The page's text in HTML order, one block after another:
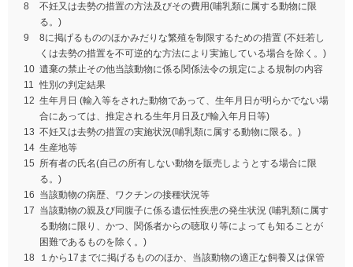
8
不妊又は去勢の措置の方法及びその費用(哺乳類に属する動物に限
る。)
9
8に掲げるもののほかみだりな繁殖を制限するための措置 (不妊若し
くは去勢の措置を不可逆的な方法により実施している場合を除く。)
10 遺棄の禁止その他当該動物に係る関係法令の規定による規制の内容
11 性別の判定結果
12 生年月日 (輸入等をされた動物であって、生年月日が明らかでない場
合にあっては、推定される生年月日及び輸入年月日等)
13 不妊又は去勢の措置の実施状況(哺乳類に属する動物に限る。)
14 生産地等
15 所有者の氏名(自己の所有しない動物を販売しようとする場合に限
る。)
16 当該動物の病歴、ワクチンの接種状況等
17 当該動物の親及び同腹子に係る遺伝性疾患の発生状況 (哺乳類に属す
る動物に限り、かつ、関係者からの聴取り等によっても知ることが
困難であるものを除く。)
18
１から17までに掲げるもののほか、当該動物の適正な飼養又は保管